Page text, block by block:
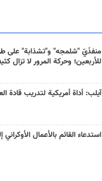
منفذَيّ "شلمجه" و"تشذابة" على
للأربعين؛ وحركة المرور لا تزال
آيلب: أداة أمريكية لتدريب قادة
استدعاء القائم بالأعمال الأوكراني